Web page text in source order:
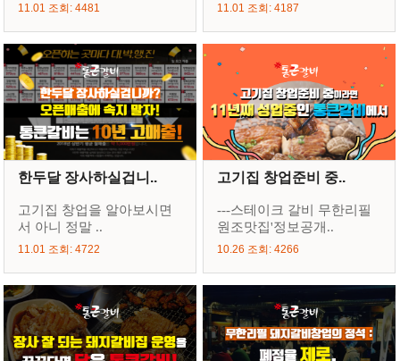
11.01 조회: 4481 11.01 조회: 4187
한두달 장사하실겁니..
고기집 창업을 알아보시면
서 아니 정말 ..
11.01 조회: 4722
고기집 창업준비 중..
---스테이크 갈비 무한리필
원조맛집'정보공개..
10.26 조회: 4266